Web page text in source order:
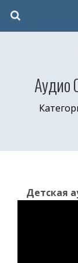
Аудио
Детская